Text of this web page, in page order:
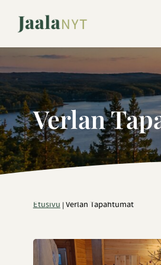
sisältöön
Verlan
Etusivu|Verlan Tapahtumat